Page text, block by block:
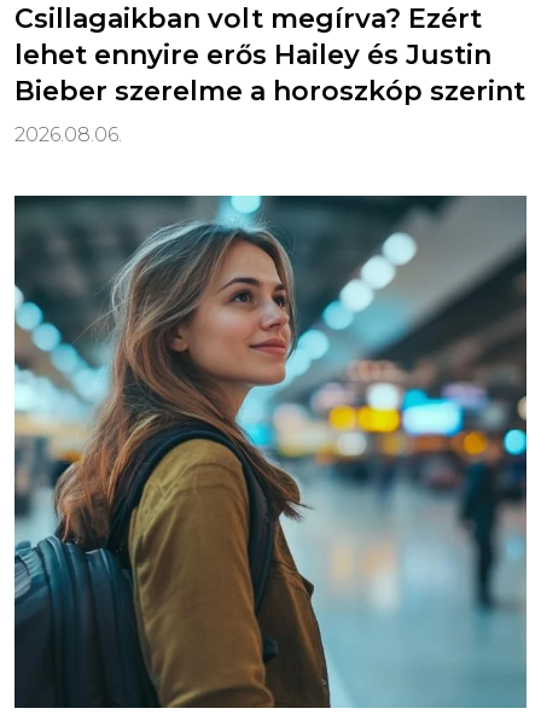
Csillagaikban volt megírva? Ezért
lehet ennyire erős Hailey és Justin
Bieber szerelme a horoszkóp szerint
2026.08.06.